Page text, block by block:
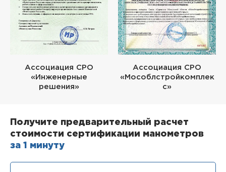
Ассоциация СРО
«Инженерные
решения»
Ассоциация СРО
«Мособлстройкомплек
с»
Получите предварительный расчет
стоимости сертификации манометров
за 1 минуту